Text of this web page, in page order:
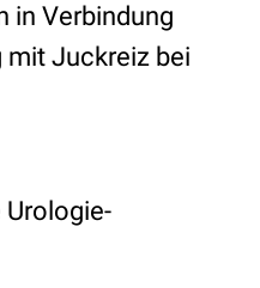
in Verbindung
mit Juckreiz bei